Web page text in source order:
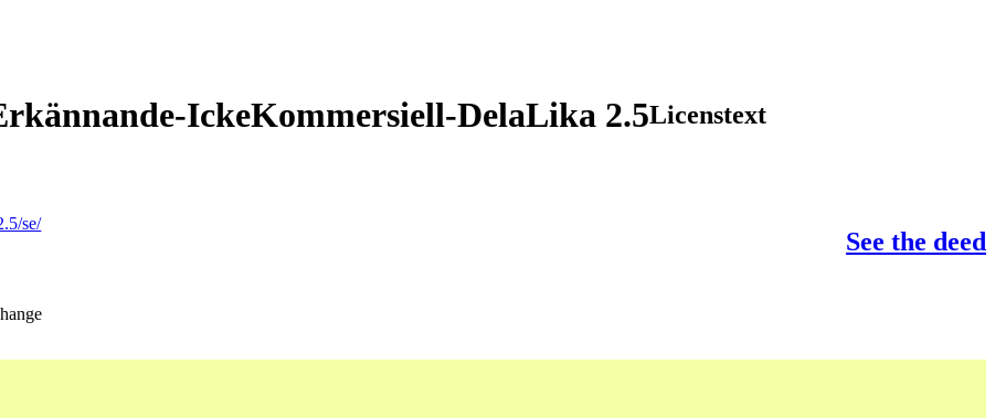
IckeKommersiell-DelaLika 2.5Licenstext
se/
See the deed